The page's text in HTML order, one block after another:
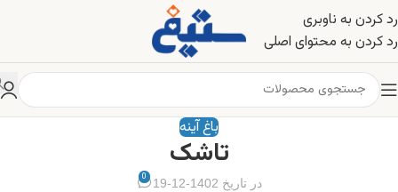
رد کردن به ناوبری
رد کردن به محتوای اصلی
باغ آینه
تاشک
در تاریخ 1402-12-19 0